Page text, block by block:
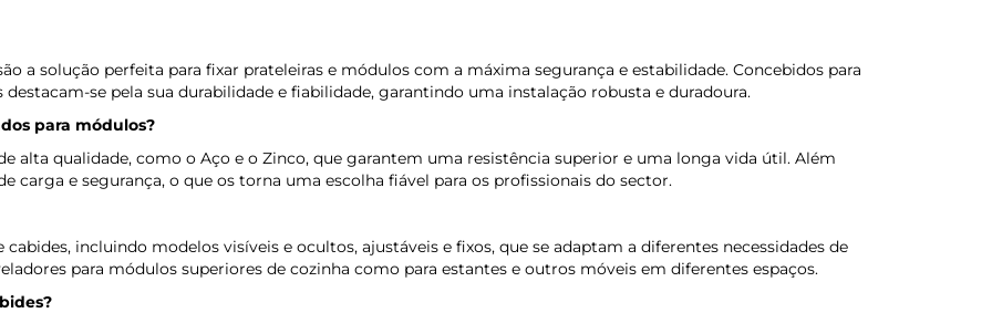
a solução perfeita para fixar prateleiras e módulos com a máxima segurança e estabilidade. Concebidos para
se pela sua durabilidade e fiabilidade, garantindo uma instalação robusta e duradoura.
para módulos?
alta qualidade, como o Aço e o Zinco, que garantem uma resistência superior e uma longa vida útil. Além
carga e segurança, o que os torna uma escolha fiável para os profissionais do sector.
incluindo modelos visíveis e ocultos, ajustáveis e fixos, que se adaptam a diferentes necessidades de
para módulos superiores de cozinha como para estantes e outros móveis em diferentes espaços.